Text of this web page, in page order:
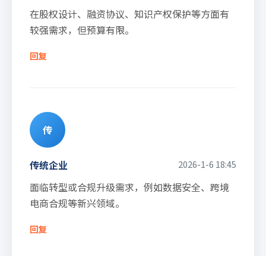
在股权设计、融资协议、知识产权保护等方面有
较强需求，但预算有限。
回复
传
传统企业 2026-1-6 18:45
面临转型或合规升级需求，例如数据安全、跨境
电商合规等新兴领域。
回复